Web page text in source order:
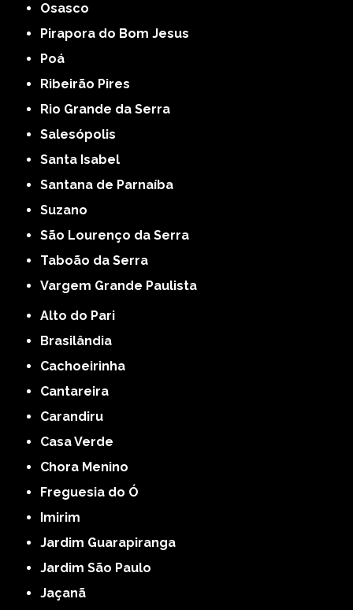
Osasco
Pirapora do Bom Jesus
Poá
Ribeirão Pires
Rio Grande da Serra
Salesópolis
Santa Isabel
Santana de Parnaíba
Suzano
São Lourenço da Serra
Taboão da Serra
Vargem Grande Paulista
Alto do Pari
Brasilândia
Cachoeirinha
Cantareira
Carandiru
Casa Verde
Chora Menino
Freguesia do Ó
Imirim
Jardim Guarapiranga
Jardim São Paulo
Jaçanã